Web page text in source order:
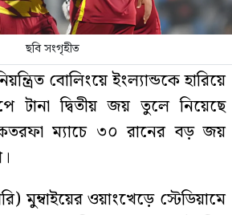
ছবি সংগৃহীত
বোলিংয়ে ইংল্যান্ডকে হারিয়ে
টানা দ্বিতীয় জয় তুলে নিয়েছে
ম্যাচে ৩০ রানের বড় জয়
মুম্বাইয়ের ওয়াংখেড়ে স্টেডিয়ামে